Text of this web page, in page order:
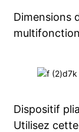
Dimensions
Dispositif
Utilisez